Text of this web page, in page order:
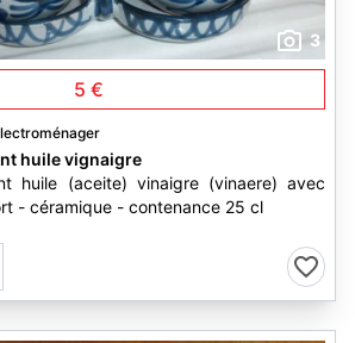
3
5 €
huile vignaigre
huile (aceite) vinaigre (vinaere) avec
- céramique - contenance 25 cl